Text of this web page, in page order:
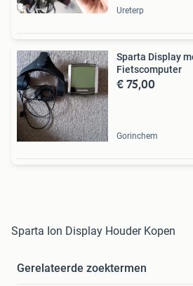
Ureterp
Sparta Display
Fietscomputer
€ 75,00
Gorinchem
Sparta Ion Display Houder Kopen
Gerelateerde zoektermen